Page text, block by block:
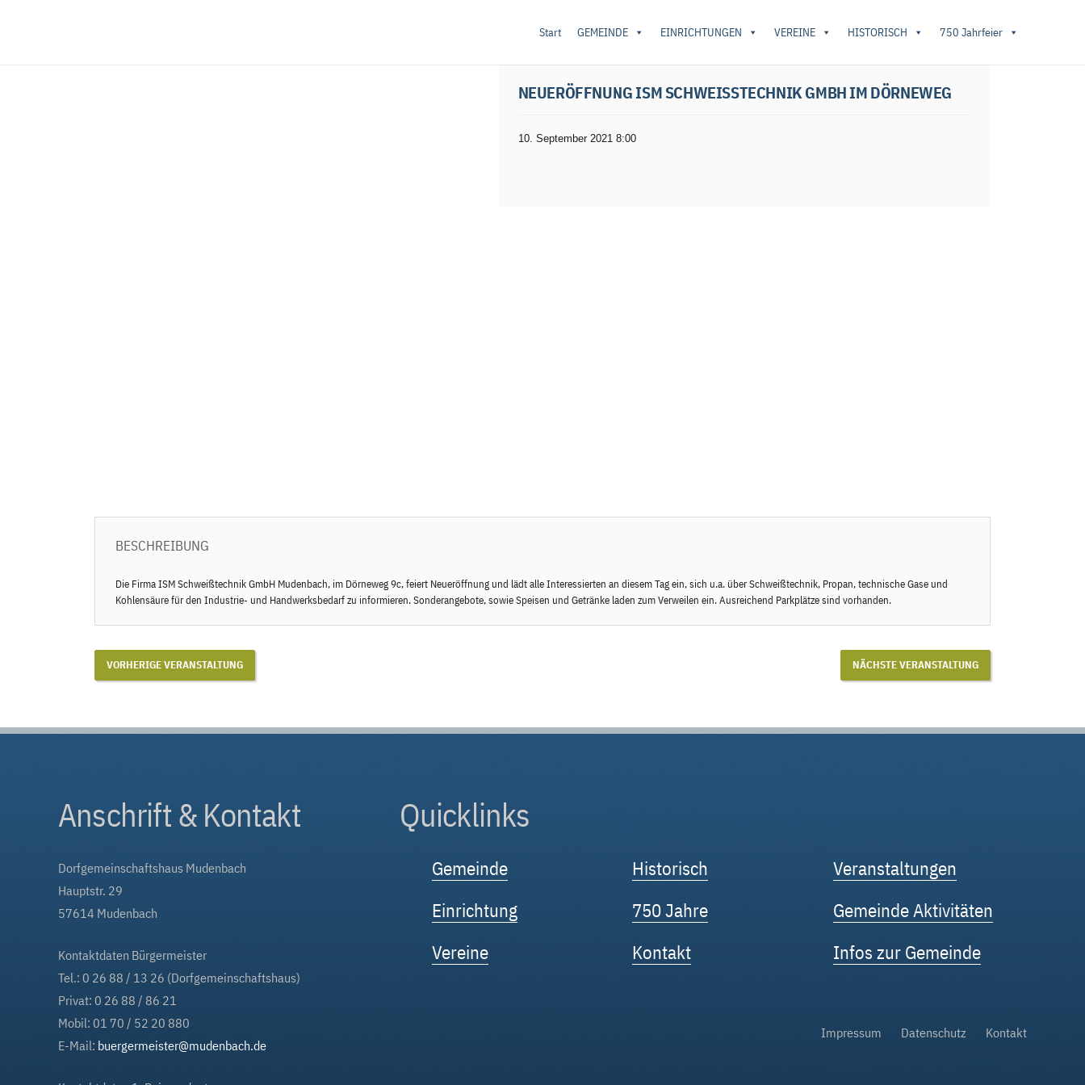
Start GEMEINDE EINRICHTUNGEN VEREINE HISTORISCH 750 Jahrfeier
NEUERÖFFNUNG ISM SCHWEISSTECHNIK GMBH IM DÖRNEWEG
10. September 2021 8:00
BESCHREIBUNG
Die Firma ISM Schweißtechnik GmbH Mudenbach, im Dörneweg 9c, feiert Neueröffnung und lädt alle Interessierten an diesem Tag ein, sich u.a. über Schweißtechnik, Propan, technische Gase und
Kohlensäure für den Industrie- und Handwerksbedarf zu informieren. Sonderangebote, sowie Speisen und Getränke laden zum Verweilen ein. Ausreichend Parkplätze sind vorhanden.
VORHERIGE VERANSTALTUNG NÄCHSTE VERANSTALTUNG
Anschrift & Kontakt
Dorfgemeinschaftshaus Mudenbach
Hauptstr. 29
57614 Mudenbach
Kontaktdaten Bürgermeister
Tel.: 0 26 88 / 13 26 (Dorfgemeinschaftshaus)
Privat: 0 26 88 / 86 21
Mobil: 01 70 / 52 20 880
E-Mail: buergermeister@mudenbach.de
Quicklinks
Gemeinde
Einrichtung
Vereine
Historisch
750 Jahre
Kontakt
Veranstaltungen
Gemeinde Aktivitäten
Infos zur Gemeinde
Impressum Datenschutz Kontakt